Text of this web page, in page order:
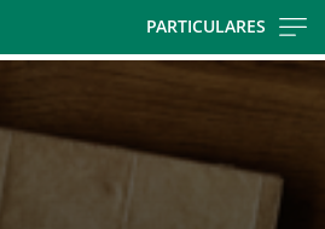
PARTICULARES